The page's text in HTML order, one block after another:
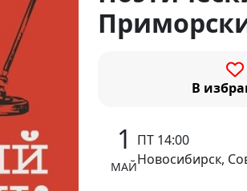
В
1
МАЙ
ПТ 14:00
Новосибирск,